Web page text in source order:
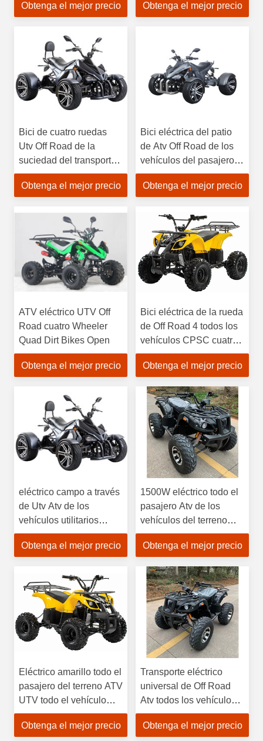
Obtenga el mejor precio
ATV UTV 4
Obtenga el mejor precio
Bici de cuatro ruedas
Utv Off Road de la
suciedad del transporte
asegurando los
vehículos de Off Road
Obtenga el mejor precio
Bici eléctrica del patio
de Atv Off Road de los
vehículos del pasajero
ATV UTV Off Road
Obtenga el mejor precio
ATV eléctrico UTV Off
Road cuatro Wheeler
Quad Dirt Bikes Open
Obtenga el mejor precio
Bici eléctrica de la rueda
de Off Road 4 todos los
vehículos CPSC cuatro
Wheeler Off Road del
terreno
Obtenga el mejor precio
eléctrico campo a través
de Utv Atv de los
vehículos utilitarios
eléctricos de 72V ATV
UTV
Obtenga el mejor precio
1500W eléctrico todo el
pasajero Atv de los
vehículos del terreno
todo el vehículo del
terreno
Obtenga el mejor precio
Eléctrico amarillo todo el
pasajero del terreno ATV
UTV todo el vehículo
utilitario del terreno
Obtenga el mejor precio
Transporte eléctrico
universal de Off Road
Atv todos los vehículos
de Off Road del terreno
Obtenga el mejor precio